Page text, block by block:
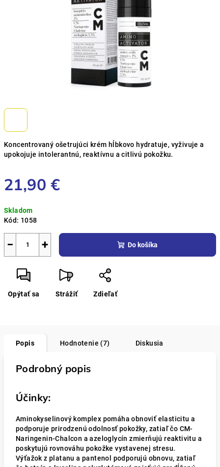
Koncentrovaný ošetrujúci krém hĺbkovo hydratuje, vyživuje a
upokojuje intolerantnú, reaktívnu a citlivú pokožku.
21,90 €
cena:
Skladom
Kód: 1058
+
− Do košíka
Opýtať sa Strážiť Zdieľať
Popis Hodnotenie (7) Diskusia
Podrobný popis
Účinky:
Aminokyselinový komplex pomáha obnoviť elasticitu a
podporuje prirodzenú odolnosť pokožky, zatiaľ čo CM-
Naringenin-Chalcon a azeloglycín zmierňujú reaktivitu a
poskytujú rovnováhu pokožke vystavenej stresu.
Výťažok z platanu a pantenol podporujú obnovu, zatiaľ